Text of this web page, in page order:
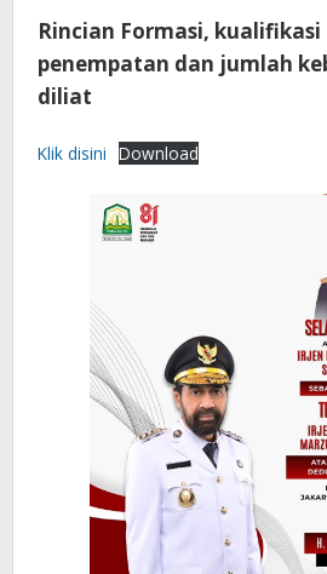
Rincian Formasi,
penempatan dan jumlah
diliat
Klik disini Download